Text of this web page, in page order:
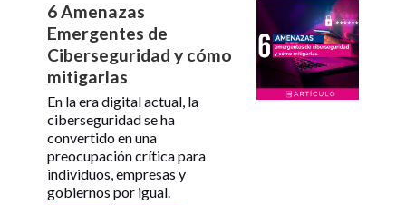
6 Amenazas
Emergentes de
Ciberseguridad y cómo
mitigarlas
En la era digital actual, la
ciberseguridad se ha
convertido en una
preocupación crítica para
individuos, empresas y
gobiernos por igual.